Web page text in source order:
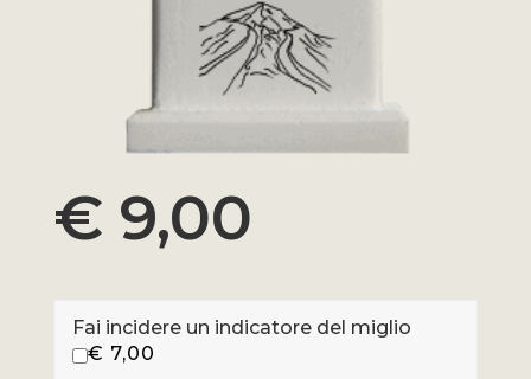
€ 9,00
Fai incidere un indicatore del miglio
€ 7,00